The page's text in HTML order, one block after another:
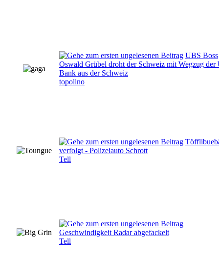
UBS Boss
Oswald Grübel droht der Schweiz mit Wegzug der
Bank aus der Schweiz
topolino
verfolgt - Polizeiauto Schrott
Tell
Geschwindigkeit Radar abgefackelt
Tell